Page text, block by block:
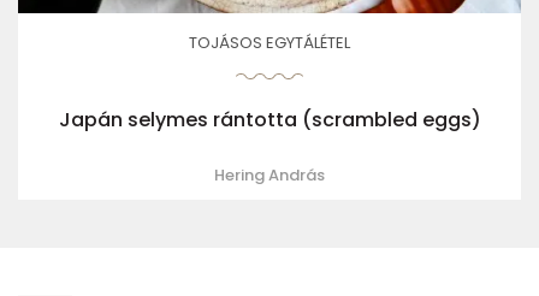
TOJÁSOS EGYTÁLÉTEL
Japán selymes rántotta (scrambled eggs)
Hering András